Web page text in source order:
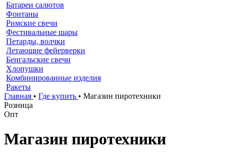
Батареи салютов
Фонтаны
Римские свечи
Фестивальные шары
Петарды, волчки
Летающие фейерверки
Бенгальские свечи
Хлопушки
Комбинированные изделия
Ракеты
Главная • Где купить • Магазин пиротехники
Розница
Опт
Магазин пиротехники